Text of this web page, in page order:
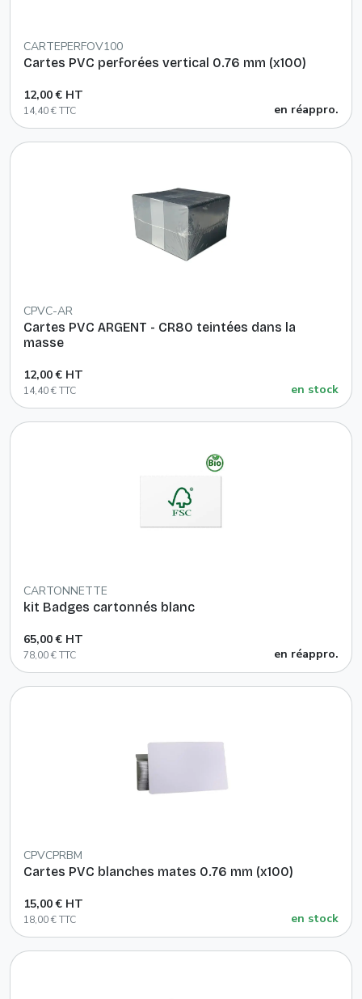
CARTEPERFOV100
Cartes PVC perforées vertical 0.76 mm (x100)
12,00 € HT
14,40 € TTC en réappro.
CPVC-AR
Cartes PVC ARGENT - CR80 teintées dans la
masse
12,00 € HT
14,40 € TTC en stock
CARTONNETTE
kit Badges cartonnés blanc
65,00 € HT
78,00 € TTC en réappro.
CPVCPRBM
Cartes PVC blanches mates 0.76 mm (x100)
15,00 € HT
18,00 € TTC en stock